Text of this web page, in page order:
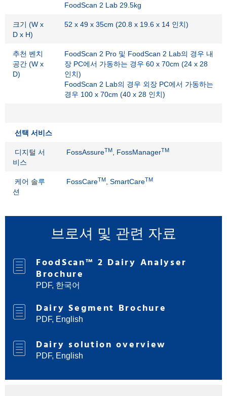
FoodScan 2 Lab 29.5kg
크기 (W x
D x H)
52 x 49 x 35cm (20.8 x 19.6 x 14 인치)
추천 벤치
공간 (W x
D)
FoodScan 2 Pro 및 FoodScan 2 Lab의 경우 내
장 PC에서 가동하는 경우 60 x 70cm (24 x 28
인치)
FoodScan 2 Lab의 경우 외장 PC에서 가동하는
경우 100 x 70cm (40 x 28 인치)
선택 서비스
디지털 서
비스
FossAssureTM , FossManagerTM
케어 솔루
션
FossCareTM , SmartCareTM
브로셔 및 관련 자료
FoodScan™ 2 Dairy Analyser
Brochure
PDF, 한국어
Dairy Segment Brochure
PDF, English
Dairy solution overview
PDF, English